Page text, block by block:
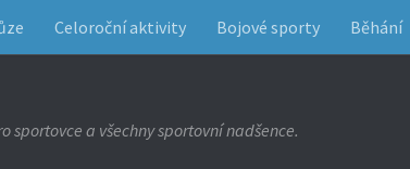
Celoroční aktivity Bojové sporty Běhání
sportovce a všechny sportovní nadšence.